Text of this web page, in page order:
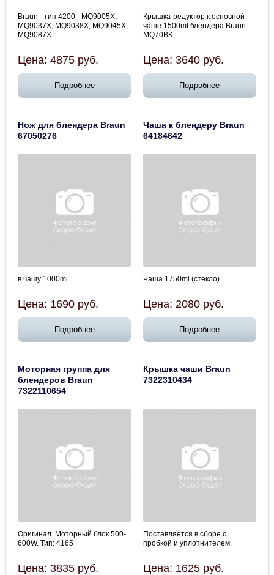
Braun - тип 4200 - MQ9005X,
MQ9037X, MQ9038X, MQ9045X,
MQ9087X.
Цена:4875 руб.
Подробнее
Крышка-редуктор к основной
чаше 1500ml блендера Braun
MQ70BK
Цена: 3640 руб.
Подробнее
Нож для блендера Braun
67050276
в чашу 1000ml
Цена: 1690 руб.
Подробнее
Чаша к блендеру Braun
64184642
Чаша 1750ml (стекло)
Цена: 2080 руб.
Подробнее
Моторная группа для
блендеров Braun
7322110654
Оригинал. Моторный блок 500-
600W. Тип: 4165
Цена:3835 руб.
Крышка чаши Braun
7322310434
Поставляется в сборе с
пробкой и уплотнителем.
Цена: 1625 руб.